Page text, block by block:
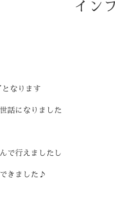
イン
なります
話になりました
で行えましたし
きました♪